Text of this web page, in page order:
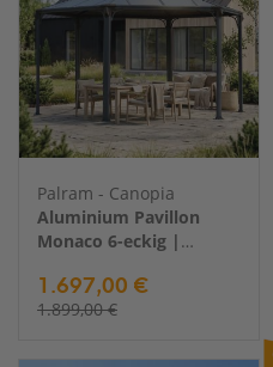
Palram - Canopia
Aluminium Pavillon
Monaco 6-eckig |
1.697,00 €
1.899,00 €